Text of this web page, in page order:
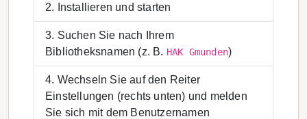
Installieren und starten
Suchen Sie nach Ihrem
Bibliotheksnamen (z. B. HAK Gmunden)
Wechseln Sie auf den Reiter
Einstellungen (rechts unten) und melden
Sie sich mit dem Benutzernamen